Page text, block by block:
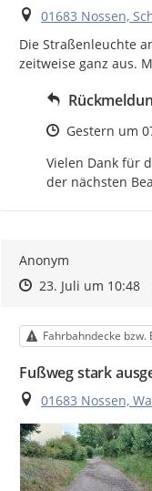
Ort
01683 Nossen,
Die Straßenleuchte
zeitweise ganz aus.
Zeitpunkt des
Gestern um
Vielen Dank für
der nächsten
Anonym
Zeitpunkt des
Zeitpunkt des
23. Juli um 10:48
Kategorie
Fahrbahndecke
Fußweg stark
Ort
01683 Nossen,